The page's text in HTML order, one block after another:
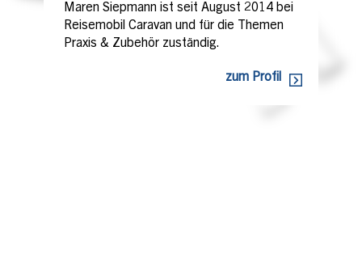
Maren Siepmann ist seit August 2014 bei
Reisemobil Caravan und für die Themen
Praxis & Zubehör zuständig.
zum Profil